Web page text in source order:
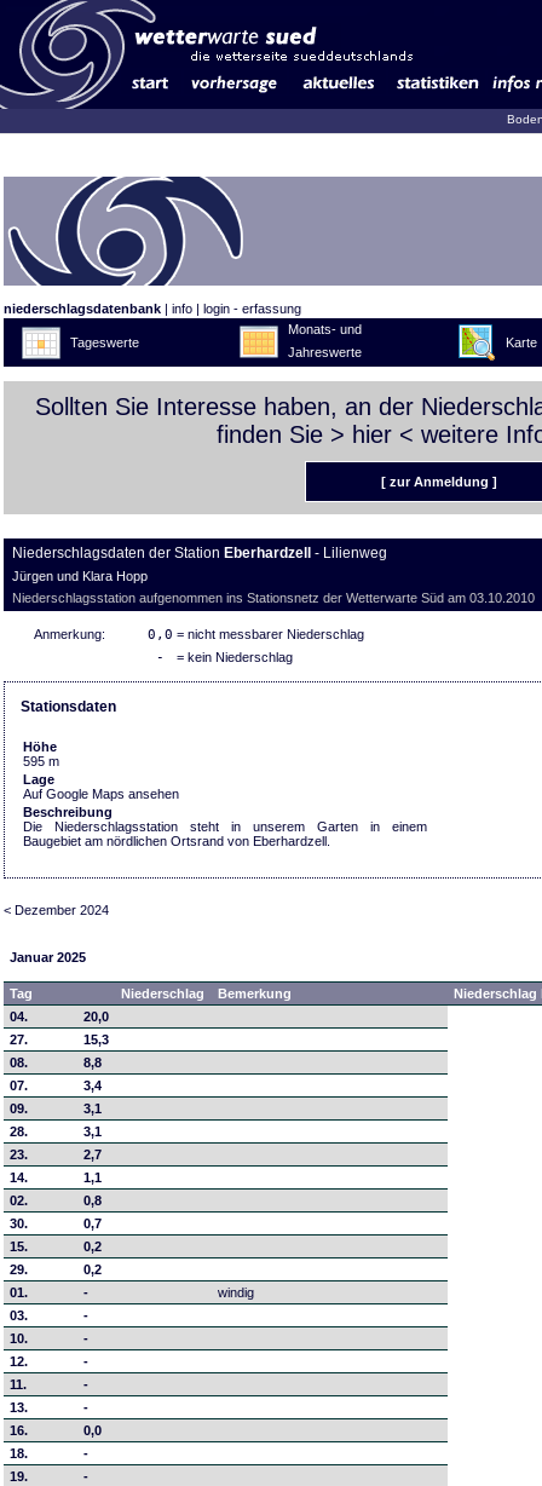
niederschlagsdatenbank | info | login - erfassung
Tageswerte
Monats- und
Jahreswerte
Karte
Sollten Sie Interesse haben, an der
finden Sie > hier < weitere
[ zur Anmeldung ]
Niederschlagsdaten der Station Eberhardzell - Lilienweg
Jürgen und Klara Hopp
Niederschlagsstation aufgenommen ins Stationsnetz der Wetterwarte Süd am 03.10.2010
Anmerkung: 0,0 = nicht messbarer Niederschlag
- = kein Niederschlag
Stationsdaten
Höhe
595 m
Lage
Auf Google Maps ansehen
Beschreibung
Die Niederschlagsstation steht in unserem Garten in einem
Baugebiet am nördlichen Ortsrand von Eberhardzell.
< Dezember 2024
Januar 2025
Tag Niederschlag Bemerkung
04.
20,0
27.
15,3
08.
8,8
07.
3,4
09.
3,1
28.
3,1
23.
2,7
14.
1,1
02.
0,8
30.
0,7
15.
0,2
29.
0,2
01.
-
windig
03.
-
10.
-
12.
-
11.
-
13.
-
16.
0,0
18.
-
19.
-